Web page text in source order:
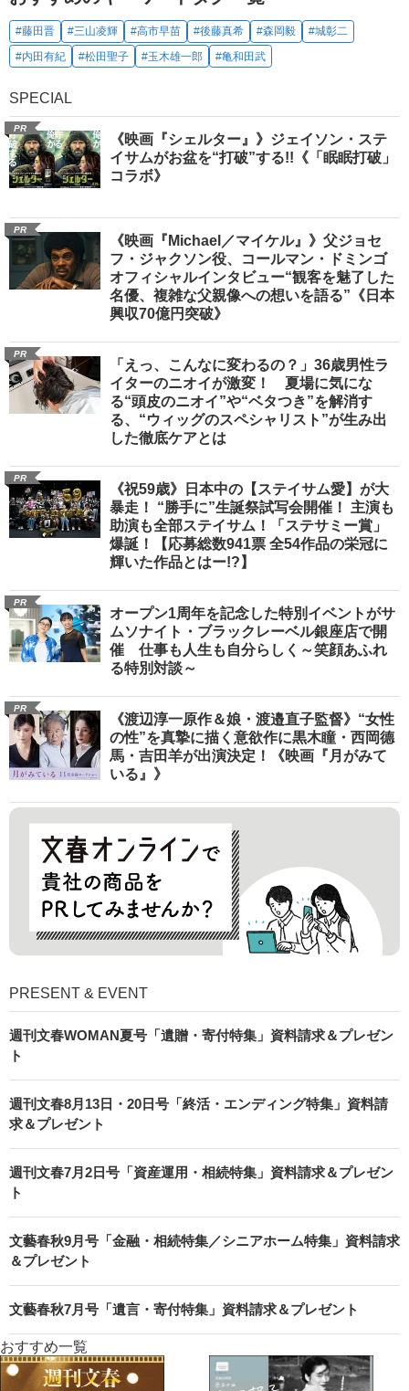
#藤田晋 #三山凌輝 #高市早苗 #後藤真希 #森岡毅
#城彰二
#内田有紀
#松田聖子 #玉木雄一郎 #亀和田武
SPECIAL
PR
《映画『シェルター』》ジェイソン・ステ
イサムがお盆を“打破”する!!《「眠眠打破」
コラボ》
PR
《映画『Michael／マイケル』》父ジョセ
フ・ジャクソン役、コールマン・ドミンゴ
オフィシャルインタビュー“観客を魅了した
名優、複雑な父親像への想いを語る”《日本
興収70億円突破》
PR
「えっ、こんなに変わるの？」36歳男性ラ
イターのニオイが激変！ 夏場に気にな
る“頭皮のニオイ”や“ベタつき”を解消す
る、“ウィッグのスペシャリスト”が生み出
した徹底ケアとは
PR
《祝59歳》日本中の【ステイサム愛】が大
暴走！ “勝手に”生誕祭試写会開催！ 主演も
助演も全部ステイサム！「ステサミー賞」
爆誕！【応募総数941票 全54作品の栄冠に
輝いた作品とはー!?】
PR
オープン1周年を記念した特別イベントがサ
ムソナイト・ブラックレーベル銀座店で開
催 仕事も人生も自分らしく～笑顔あふれ
る特別対談～
PR
《渡辺淳一原作＆娘・渡邉直子監督》“女性
の性”を真摯に描く意欲作に黒木瞳・西岡德
馬・吉田羊が出演決定！《映画『月がみて
いる』》
PRESENT & EVENT
週刊文春WOMAN夏号「遺贈・寄付特集」資料請求＆プレゼン
ト
週刊文春8月13日・20日号「終活・エンディング特集」資料請
求＆プレゼント
週刊文春7月2日号「資産運用・相続特集」資料請求＆プレゼン
ト
文藝春秋9月号「金融・相続特集／シニアホーム特集」資料請求
＆プレゼント
文藝春秋7月号「遺言・寄付特集」資料請求＆プレゼント
おすすめ一覧